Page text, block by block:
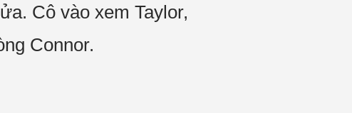
Cô vào xem Taylor,
Connor.